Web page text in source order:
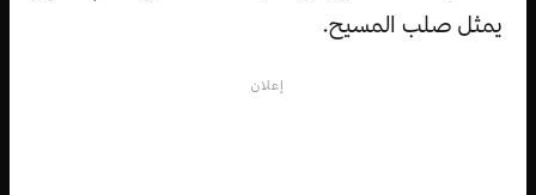
يمثل صلب المسيح.
إعلان